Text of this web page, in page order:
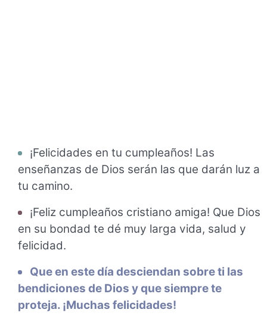
¡Felicidades en tu cumpleaños! Las
enseñanzas de Dios serán las que darán luz a
tu camino.
¡Feliz cumpleaños cristiano amiga! Que Dios
en su bondad te dé muy larga vida, salud y
felicidad.
Que en este día desciendan sobre ti las
bendiciones de Dios y que siempre te
proteja. ¡Muchas felicidades!